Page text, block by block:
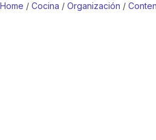
Home / Cocina / Organización /